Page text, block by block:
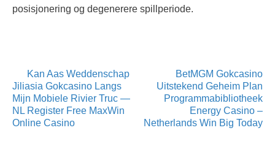
posisjonering og degenerere spillperiode.
Posts
navigation
Kan Aas Weddenschap
Jiliasia Gokcasino Langs
Mijn Mobiele Rivier Truc —
NL Register Free MaxWin
Online Casino
BetMGM Gokcasino
Uitstekend Geheim Plan
Programmabibliotheek
Energy Casino –
Netherlands Win Big Today